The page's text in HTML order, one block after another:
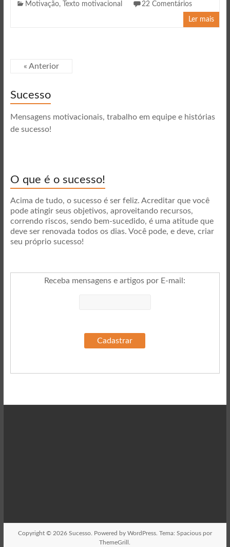
Motivação, Texto motivacional 22 Comentários
Ler mais
« Anterior
Sucesso
Mensagens motivacionais, trabalho em equipe e histórias
de sucesso!
O que é o sucesso!
Acima de tudo, o sucesso é ser feliz. Acreditar que você
pode atingir seus objetivos, aproveitando recursos,
correndo riscos, sendo bem-sucedido, é uma atitude que
deve ser renovada todos os dias. Você pode, e deve, criar
seu próprio sucesso!
Receba mensagens e artigos por E-mail :
Copyright © 2026 Sucesso. Powered by WordPress. Tema: Spacious por
ThemeGrill